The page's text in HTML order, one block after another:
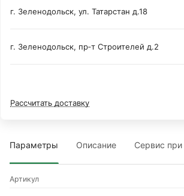
г. Зеленодольск, ул. Татарстан д.18
г. Зеленодольск, пр‑т Строителей д.2
Рассчитать доставку
Параметры Описание Сервис при
Артикул